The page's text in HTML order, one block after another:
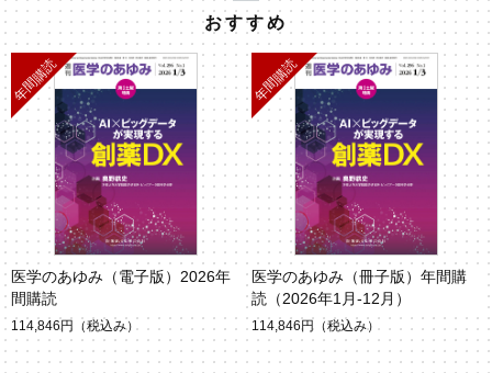
おすすめ
医学のあゆみ（電子版）2026年
間購読
114,846円 （税込み）
医学のあゆみ（冊子版）年間購
読（2026年1月-12月）
114,846円 （税込み）